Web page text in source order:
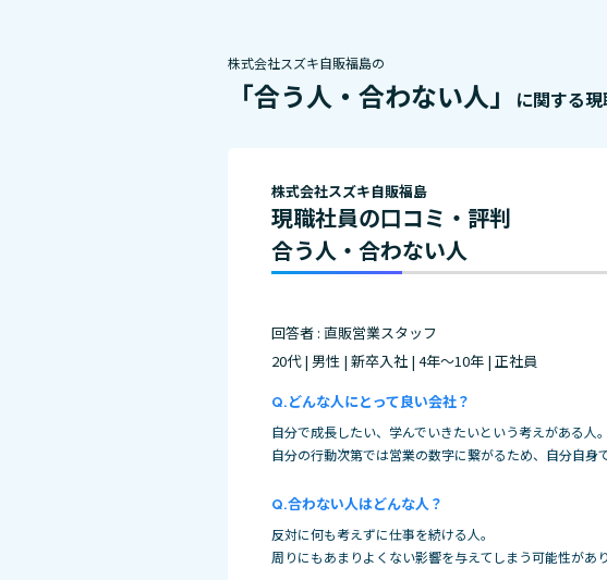
株式会社スズキ自販福島の
「合う人・合わない人」 に関する
株式会社スズキ自販福島
現職社員の口コミ・評判
合う人・合わない人
回答者 : 直販営業スタッフ
20代 | 男性 | 新卒入社 | 4年～10年 | 正社員
どんな人にとって良い会社？
自分で成長したい、学んでいきたいという考えがある人。
自分の行動次第では営業の数字に繋がるため、自分自身
合わない人はどんな人？
反対に何も考えずに仕事を続ける人。
周りにもあまりよくない影響を与えてしまう可能性があ